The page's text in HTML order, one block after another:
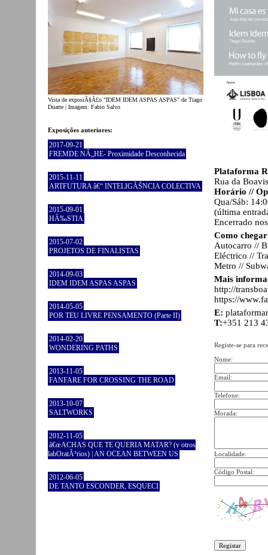
Vista de exposiÃ§Ã£o "IDEM IDEM ASPAS ASPAS" de Tiago
Duarte | Imagem: Fabio Salvo
Exposições anteriores:
2017-09-21
FREMDE NÃ„HE- Proximidade Desconhecida
2015-11-11
ARTFUTURA â€“ INTELIGÃŠNCIA COLECTIVA
2015-09-01
HÃ‰STIA
2015-07-02
PROJETOS DE FINALISTAS
2014-09-03
IDEM IDEM ASPAS ASPAS
2014-05-05
POR TEU LIVRE PENSAMENTO (Parte II)
2014-02-20
WONDERING PATHS
2013-11-05
FANFARE FOR CROSSING THE ROAD
2013-10-07
SALTWORKS
2012-11-05
â€œACHAS QUE TE QUERIA MATAR? (y otros
labOratÃ³rios) | AN OCEAN BETWEEN US
2012-06-05
DE TANTO ESCONDER, ESQUECI
Plataforma
Rua da
Horário //
Qua/Sáb:
(última
Encerrado
Como
Autocarro //
Eléctrico //
Metro //
Mais
http://
https://
E:
T:+351 213
Registe-se para
Nome:
Email:
Telefone:
Morada:
Localidade:
Código Postal: